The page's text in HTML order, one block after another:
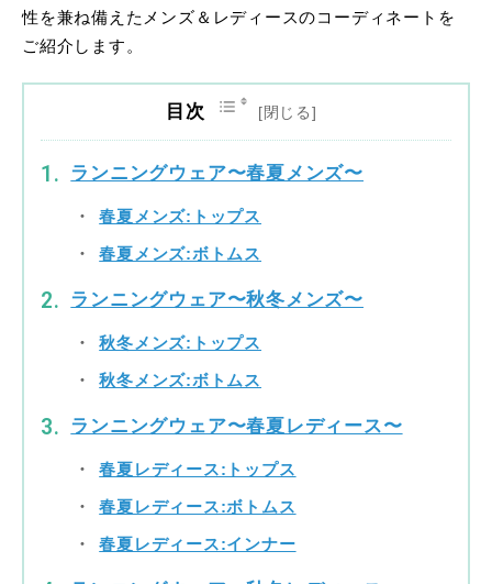
性を兼ね備えたメンズ＆レディースのコーディネートを
ご紹介します。
目次
ランニングウェア〜春夏メンズ〜
春夏メンズ:トップス
春夏メンズ:ボトムス
ランニングウェア〜秋冬メンズ〜
秋冬メンズ:トップス
秋冬メンズ:ボトムス
ランニングウェア〜春夏レディース〜
春夏レディース:トップス
春夏レディース:ボトムス
春夏レディース:インナー